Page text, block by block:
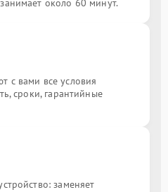
около 60 минут.
с вами все условия
сроки, гарантийные
заменяет